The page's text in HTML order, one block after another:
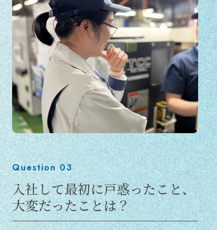
Question 03
入社して最初に戸惑ったこと、
大変だったことは？